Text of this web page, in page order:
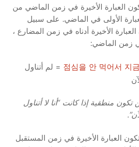
العبارة الأخيرة في زمن الماضي من
الأولى في الماضي. على سبيل
الأخيرة أدناه في زمن المضارع ،
زمن الماضي:
점심을 안 먹어서 지 = لم أتناول
منطقية إذا كانت “أنا لا أتناول
العبارة الأخيرة في زمن المستقبل